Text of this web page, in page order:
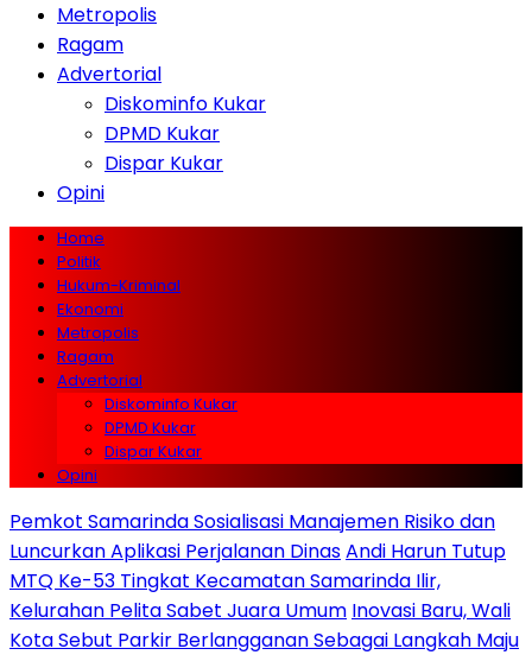
Metropolis
Ragam
Advertorial
Diskominfo Kukar
DPMD Kukar
Dispar Kukar
Opini
Home
Politik
Hukum-Kriminal
Ekonomi
Metropolis
Ragam
Advertorial
Diskominfo Kukar
DPMD Kukar
Dispar Kukar
Opini
Pemkot Samarinda Sosialisasi Manajemen Risiko dan
Luncurkan Aplikasi Perjalanan DinasAndi Harun Tutup
MTQ Ke-53 Tingkat Kecamatan Samarinda Ilir,
Kelurahan Pelita Sabet Juara Umum Inovasi Baru, Wali
Kota Sebut Parkir Berlangganan Sebagai Langkah Maju